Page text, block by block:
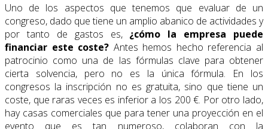
Uno de los aspectos que tenemos que evaluar de un
congreso, dado que tiene un amplio abanico de actividades y
por tanto de gastos es, ¿cómo la empresa puede
financiar este coste? Antes hemos hecho referencia al
patrocinio como una de las fórmulas clave para obtener
cierta solvencia, pero no es la única fórmula. En los
congresos la inscripción no es gratuita, sino que tiene un
coste, que raras veces es inferior a los 200 €. Por otro lado,
hay casas comerciales que para tener una proyección en el
evento que es tan numeroso, colaboran con la